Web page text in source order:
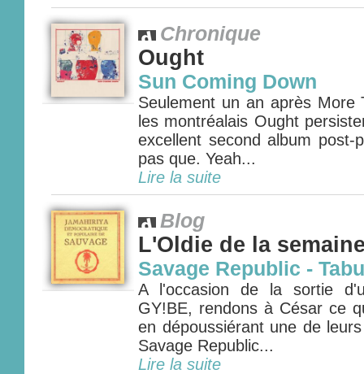
Chronique
Ought
Sun Coming Down
Seulement un an après More
les montréalais Ought
excellent second album post-
pas que. Yeah...
Lire la suite
Blog
L'Oldie de la
Savage Republic -
A l'occasion de la sortie
GY!BE, rendons à César ce
en dépoussiérant une de
Savage Republic...
Lire la suite